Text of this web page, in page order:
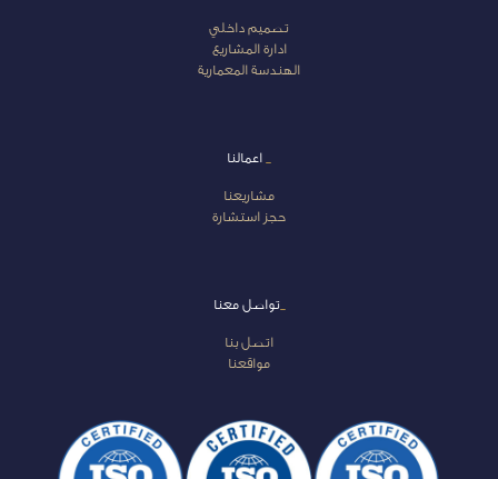
تصميم داخلي
ادارة المشاريع
الهندسة المعمارية
اعمالنا
مشاريعنا
حجز استشارة
_تواصل معنا
اتصل بنا
مواقعنا